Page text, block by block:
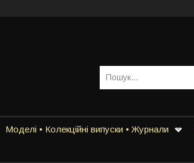
Моделі • Колекційні випуски • Журнали